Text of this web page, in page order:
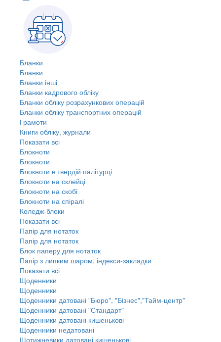
Бланки
Бланки
Бланки інші
Бланки кадрового обліку
Бланки обліку розрахункових операцій
Бланки обліку транспортних операцій
Грамоти
Книги обліку, журнали
Показати всі
Блокноти
Блокноти
Блокноти в твердій палітурці
Блокноти на склейці
Блокноти на скобі
Блокноти на спіралі
Коледж-блоки
Показати всі
Папір для нотаток
Папір для нотаток
Блок паперу для нотаток
Папір з липким шаром, індекси-закладки
Показати всі
Щоденники
Щоденники
Щоденники датовані "Бюро", "Бізнес","Тайм-центр"
Щоденники датовані "Стандарт"
Щоденники датовані кишенькові
Щоденники недатовані
Щотижневики датовані кишенькові